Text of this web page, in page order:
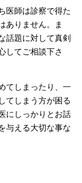
医師は診察で得た
ありません。ま
話題に対して真剣
してご相談下さ
てしまったり、一
てしまう方が困る
にしっかりとお話
与える大切な事な